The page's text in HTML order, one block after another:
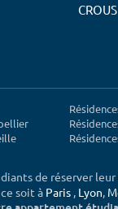
CROUS
de réserver leur
soit à Paris Lyon